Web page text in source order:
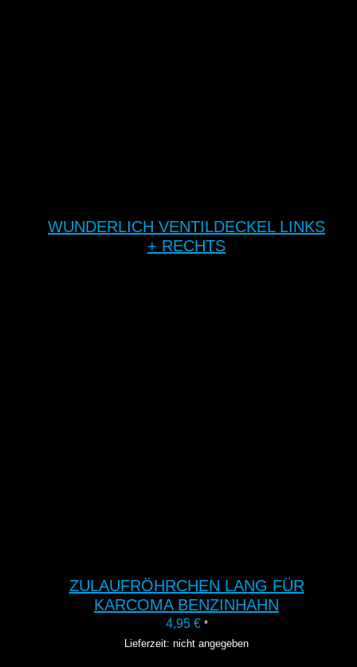
WUNDERLICH VENTILDECKEL LINKS
+ RECHTS
ZULAUFRÖHRCHEN LANG FÜR
KARCOMA BENZINHAHN
4,95 € *
Lieferzeit: nicht angegeben